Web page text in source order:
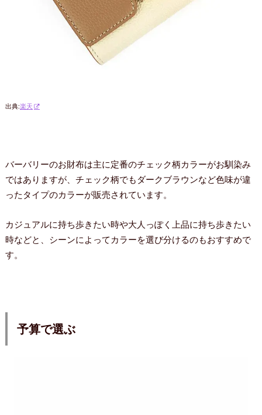
出典:楽天
バーバリーのお財布は主に定番のチェック柄カラーがお馴染み
ではありますが、チェック柄でもダークブラウンなど色味が違
ったタイプのカラーが販売されています。
カジュアルに持ち歩きたい時や大人っぽく上品に持ち歩きたい
時などと、シーンによってカラーを選び分けるのもおすすめで
す。
予算で選ぶ